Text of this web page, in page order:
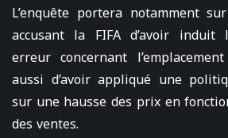
L’enquête portera notamment
accusant la FIFA d’avoir
erreur concernant
aussi d’avoir appliqué une
sur une hausse des prix en
des ventes.